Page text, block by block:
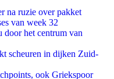
na ruzie over pakket
van week 32
door het centrum van
scheuren in dijken Zuid-
ook Griekspoor